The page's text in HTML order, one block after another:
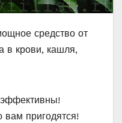
средство от
в крови, кашля,
вам пригодятся!